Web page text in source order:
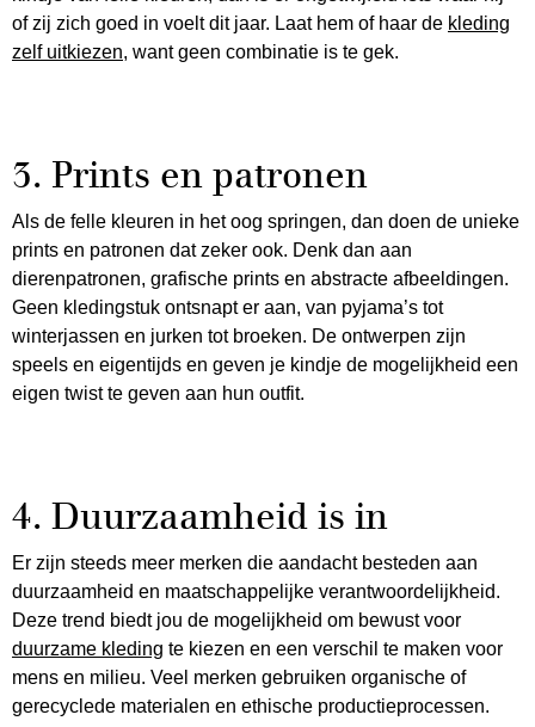
of zij zich goed in voelt dit jaar. Laat hem of haar de kleding
zelf uitkiezen, want geen combinatie is te gek.
3. Prints en patronen
Als de felle kleuren in het oog springen, dan doen de unieke
prints en patronen dat zeker ook. Denk dan aan
dierenpatronen, grafische prints en abstracte afbeeldingen.
Geen kledingstuk ontsnapt er aan, van pyjama’s tot
winterjassen en jurken tot broeken. De ontwerpen zijn
speels en eigentijds en geven je kindje de mogelijkheid een
eigen twist te geven aan hun outfit.
4. Duurzaamheid is in
Er zijn steeds meer merken die aandacht besteden aan
duurzaamheid en maatschappelijke verantwoordelijkheid.
Deze trend biedt jou de mogelijkheid om bewust voor
duurzame kleding te kiezen en een verschil te maken voor
mens en milieu. Veel merken gebruiken organische of
gerecyclede materialen en ethische productieprocessen.